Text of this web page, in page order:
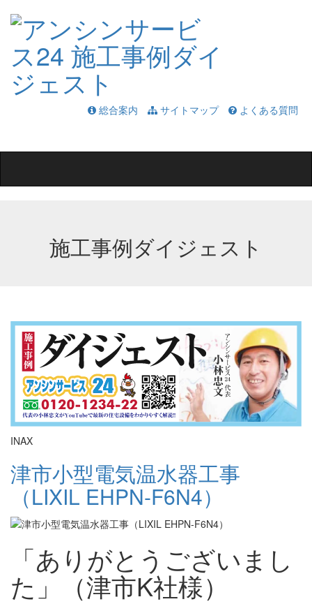
総合案内 サイトマップ
よくある質問
施工事例ダイジェスト
INAX
津市小型電気温水器工事
（LIXIL EHPN-F6N4）
「ありがとうございまし
た」（津市K社様）